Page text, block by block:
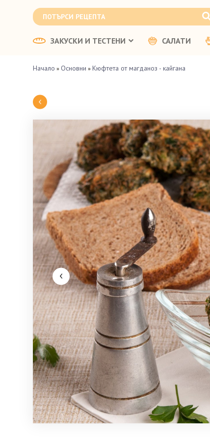
ЗАКУСКИ И ТЕСТЕНИ САЛАТИ
Начало » Основни » Кюфтета от магданоз - кайгана